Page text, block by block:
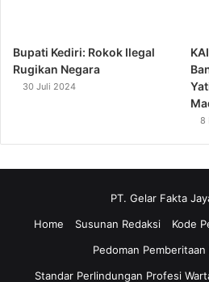
Bupati Kediri: Rokok Ilegal
Rugikan Negara
30 Juli 2024
8
PT. Gelar Fakta
Home
Susunan Redaksi
Kode
Pedoman
Standar Perlindungan Profesi